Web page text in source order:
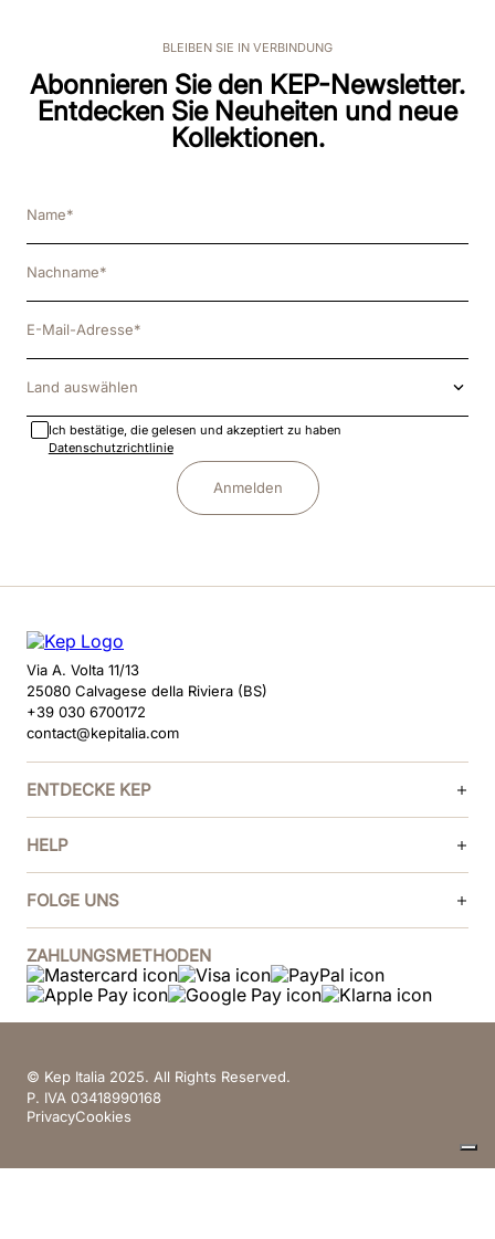
BLEIBEN SIE IN VERBINDUNG
Abonnieren Sie den KEP-Newsletter.
Entdecken Sie Neuheiten und neue
Kollektionen.
Land auswählen
Ich bestätige, die gelesen und akzeptiert zu haben
Datenschutzrichtlinie
Anmelden
Via A. Volta 11/13
25080 Calvagese della Riviera (BS)
+39 030 6700172
contact@kepitalia.com
ENTDECKE KEP
HELP
FOLGE UNS
ZAHLUNGSMETHODEN
© Kep Italia 2025. All Rights Reserved.
P. IVA 03418990168
PrivacyCookies